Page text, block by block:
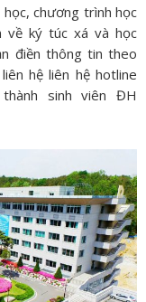
học, chương trình học
về ký túc xá và học
điền thông tin theo
hệ liên hệ hotline
sinh viên ĐH